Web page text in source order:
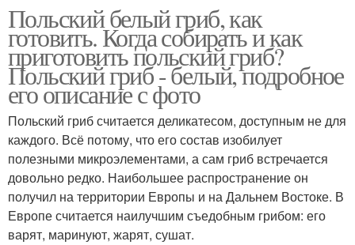
Польский белый гриб, как
готовить. Когда собирать и как
приготовить польский гриб?
Польский гриб - белый, подробное
его описание с фото
Польский гриб считается деликатесом, доступным не для
каждого. Всё потому, что его состав изобилует
полезными микроэлементами, а сам гриб встречается
довольно редко. Наибольшее распространение он
получил на территории Европы и на Дальнем Востоке. В
Европе считается наилучшим съедобным грибом: его
варят, маринуют, жарят, сушат.